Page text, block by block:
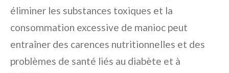
éliminer les substances toxiques et la
consommation excessive de manioc peut
entraîner des carences nutritionnelles et des
problèmes de santé liés au diabète et à